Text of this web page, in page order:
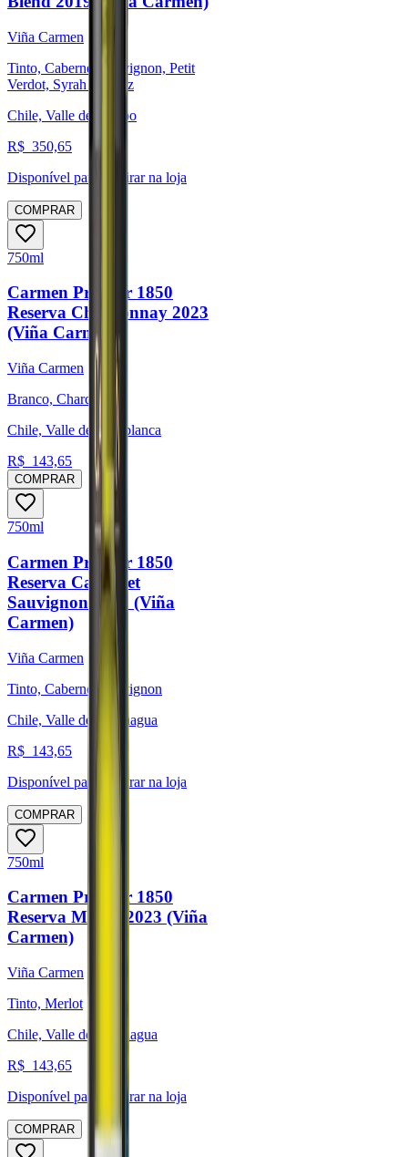
Viña Carmen
Tinto, Cabernet Sauvignon, Petit
Verdot, Syrah / Shiraz
Chile, Valle del Maipo
R$ 350,65
Disponível para:
Retirar na loja
COMPRAR
750ml
Carmen Premier 1850
Reserva Chardonnay 2023
(Viña Carmen)
Viña Carmen
Branco, Chardonnay
Chile, Valle de Casablanca
R$ 143,65
COMPRAR
750ml
Carmen Premier 1850
Reserva Cabernet
Sauvignon 2022 (Viña
Carmen)
Viña Carmen
Tinto, Cabernet Sauvignon
Chile, Valle de Colchagua
R$ 143,65
Disponível para:
Retirar na loja
COMPRAR
750ml
Carmen Premier 1850
Reserva Merlot 2023 (Viña
Carmen)
Viña Carmen
Tinto, Merlot
Chile, Valle de Colchagua
R$ 143,65
Disponível para:
Retirar na loja
COMPRAR